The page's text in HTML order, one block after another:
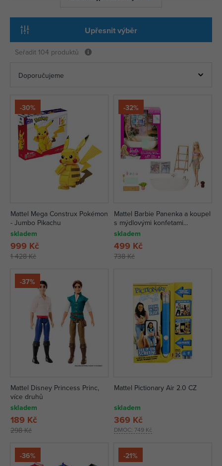
Upřesnit výběr
Seřadit 104 produktů
-30%
Mattel Mega Construx Pokémon
- Jumbo Pikachu
skladem
1 428 Kč
999 Kč
-32%
Mattel Barbie Panenka a koupel
s mýdlovými konfetami
Blondýnka
skladem
738 Kč
499 Kč
-37%
Mattel Disney Princess Princ,
více druhů
skladem
298 Kč
189 Kč
Mattel Pictionary Air 2.0 CZ
skladem
DMOC: 749 Kč
369 Kč
-36% -21%